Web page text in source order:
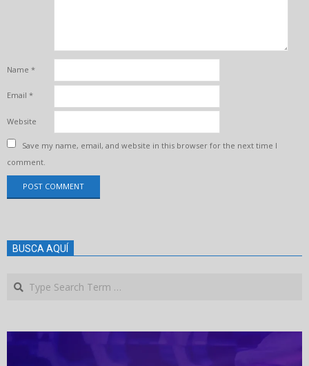
Name *
Email *
Website
Save my name, email, and website in this browser for the next time I
comment.
BUSCA AQUÍ
Search